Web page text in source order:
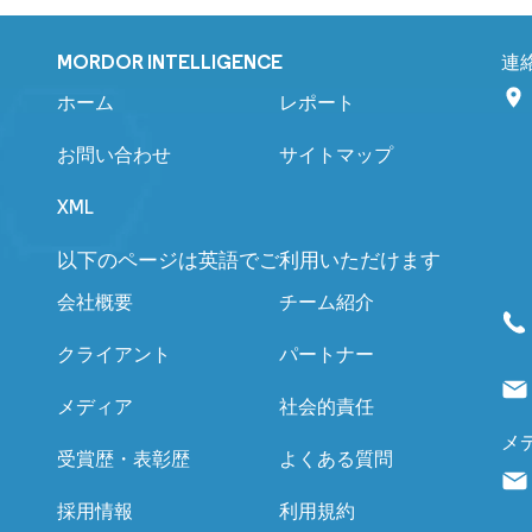
MORDOR INTELLIGENCE
ホーム レポート
お問い合わせ サイトマップ
XML
以下のページは英語でご利用いただけます
会社概要 チーム紹介
クライアント パートナー
メディア 社会的責任
受賞歴・表彰歴 よくある質問
採用情報 利用規約
連
メ